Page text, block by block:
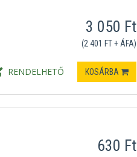
RENDELHETŐ
3 050 Ft
(2 401 FT + ÁFA)
KOSÁRBA
630 Ft